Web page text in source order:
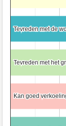
Tevreden met de
Tevreden met de
Tevreden met het
Tevreden met het
Kan goed
Kan goed